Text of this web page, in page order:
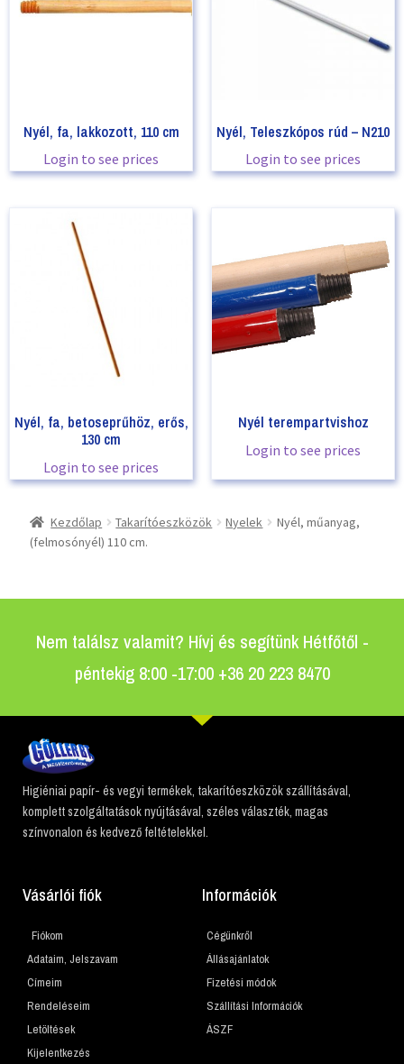
Nyél, fa, lakkozott, 110 cm
Login to see prices
Nyél, Teleszkópos rúd – N210
Login to see prices
Nyél, fa, betoseprűhöz, erős,
130 cm
Login to see prices
Nyél terempartvishoz
Login to see prices
Kezdőlap Takarítóeszközök Nyelek
Nyél, műanyag,
(felmosónyél) 110 cm.
Nem találsz valamit? Hívj és segítünk Hétfőtől -
péntekig 8:00 -17:00 +36 20 223 8470
Higiéniai papír- és vegyi termékek, takarítóeszközök szállításával,
komplett szolgáltatások nyújtásával, széles választék, magas
színvonalon és kedvező feltételekkel.
Vásárlói fiók
Fiókom
Adataim, Jelszavam
Címeim
Rendeléseim
Letöltések
Kijelentkezés
Információk
Cégünkről
Állásajánlatok
Fizetési módok
Szállítási Információk
ÁSZF